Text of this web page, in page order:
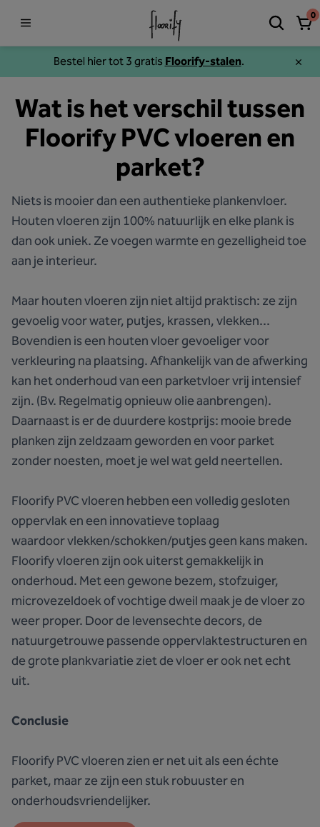
Bestel hier tot 3 gratis Floorify-stalen.
0
Wat is het verschil tussen
Floorify PVC vloeren en
parket?
Niets is mooier dan een authentieke plankenvloer.
Houten vloeren zijn 100% natuurlijk en elke plank is
dan ook uniek. Ze voegen warmte en gezelligheid toe
aan je interieur.
Maar houten vloeren zijn niet altijd praktisch: ze zijn
gevoelig voor water, putjes, krassen, vlekken...
Bovendien is een houten vloer gevoeliger voor
verkleuring na plaatsing. Afhankelijk van de afwerking
kan het onderhoud van een parketvloer vrij intensief
zijn. (Bv. Regelmatig opnieuw olie aanbrengen).
Daarnaast is er de duurdere kostprijs: mooie brede
planken zijn zeldzaam geworden en voor parket
zonder noesten, moet je wel wat geld neertellen.
Floorify PVC vloeren hebben een volledig gesloten
oppervlak en een innovatieve toplaag
waardoor vlekken/schokken/putjes geen kans maken.
Floorify vloeren zijn ook uiterst gemakkelijk in
onderhoud. Met een gewone bezem, stofzuiger,
microvezeldoek of vochtige dweil maak je de vloer zo
weer proper. Door de levensechte decors, de
natuurgetrouwe passende oppervlaktestructuren en
de grote plankvariatie ziet de vloer er ook net echt
uit.
Conclusie
Floorify PVC vloeren zien er net uit als een échte
parket, maar ze zijn een stuk robuuster en
onderhoudsvriendelijker.